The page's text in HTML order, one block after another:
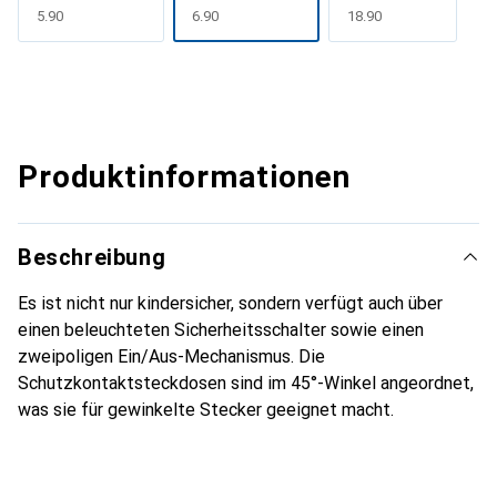
CHF
5.90 CHF
6.90 CHF
18.90
Produktinformationen
Beschreibung
Es ist nicht nur kindersicher, sondern verfügt auch über
einen beleuchteten Sicherheitsschalter sowie einen
zweipoligen Ein/Aus-Mechanismus. Die
Schutzkontaktsteckdosen sind im 45°-Winkel angeordnet,
was sie für gewinkelte Stecker geeignet macht.